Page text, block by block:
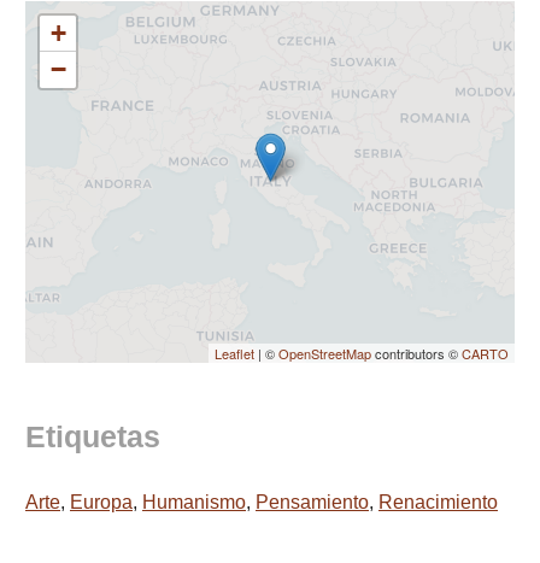
+
−
Leaflet | ©OpenStreetMapcontributors ©CARTO
Etiquetas
Arte, Europa, Humanismo, Pensamiento, Renacimiento